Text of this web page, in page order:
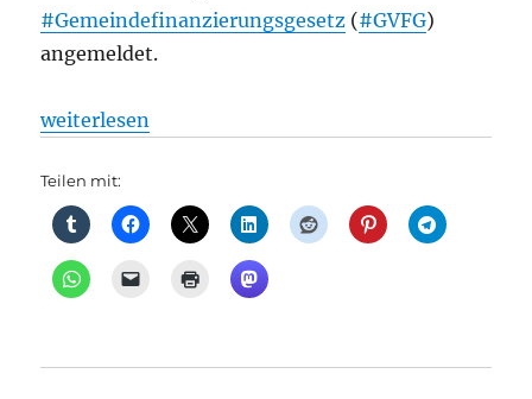
#Gemeindefinanzierungsgesetz (#GVFG)
angemeldet.
„i2030: Heidekrautbahn: Start der 2. Bauphase
weiterlesen
Teilen mit: